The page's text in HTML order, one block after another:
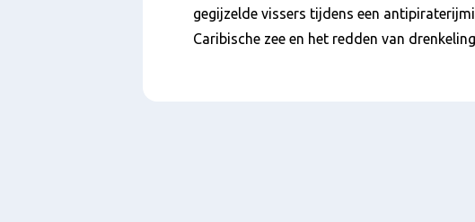
gegijzelde vissers tijdens een
Caribische zee en het redden van